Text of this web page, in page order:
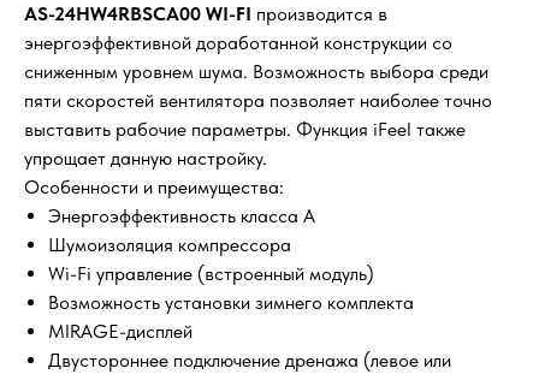
AS-24HW4RBSCA00 WI-FI производится в
энергоэффективной доработанной конструкции со
сниженным уровнем шума. Возможность выбора среди
пяти скоростей вентилятора позволяет наиболее точно
выставить рабочие параметры. Функция iFeel также
упрощает данную настройку.
Особенности и преимущества:
Энергоэффективность класса A
Шумоизоляция компрессора
Wi-Fi управление (встроенный модуль)
Возможность установки зимнего комплекта
MIRAGE-дисплей
Двустороннее подключение дренажа (левое или